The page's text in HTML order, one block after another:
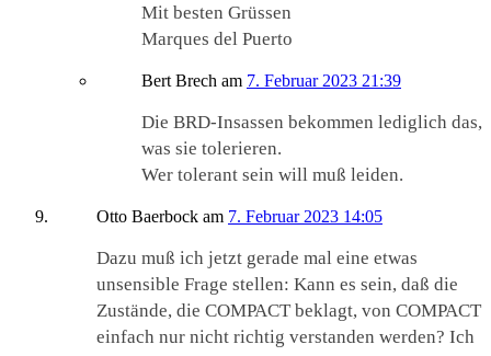
Mit besten Grüssen
Marques del Puerto
Bert Brech am 7. Februar 2023 21:39
Die BRD-Insassen bekommen lediglich das,
was sie tolerieren.
Wer tolerant sein will muß leiden.
Otto Baerbock am 7. Februar 2023 14:05
Dazu muß ich jetzt gerade mal eine etwas
unsensible Frage stellen: Kann es sein, daß die
Zustände, die COMPACT beklagt, von COMPACT
einfach nur nicht richtig verstanden werden? Ich